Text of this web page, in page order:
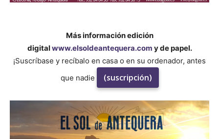
Más información edición
digitalwww.elsoldeantequera.com y de papel.
¡Suscríbase y recíbalo en casa o en su ordenador, antes
que nadie
(suscripción)